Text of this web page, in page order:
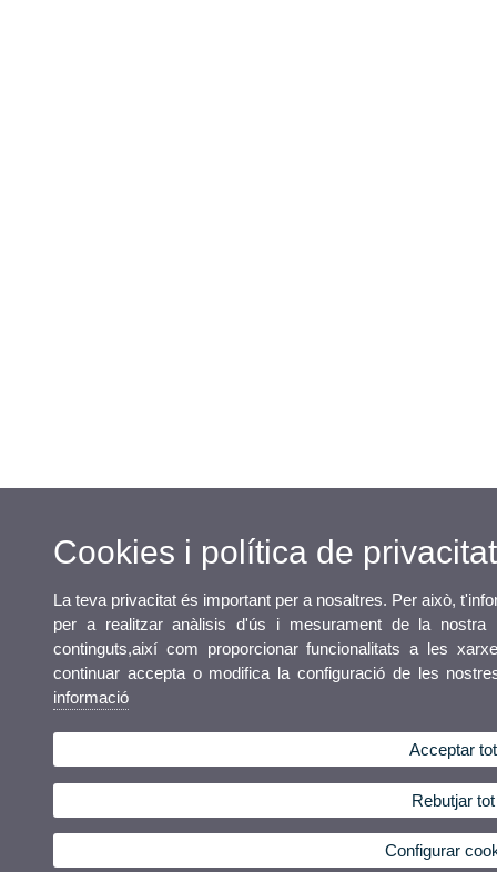
Cookies i política de privacitat
La teva privacitat és important per a nosaltres. Per això,
per a realitzar anàlisis d'ús i mesurament de la nostra
continguts,així com proporcionar funcionalitats a les
continuar accepta o modifica la configuració de les
informació
Acceptar tot
Rebutjar tot
Configurar